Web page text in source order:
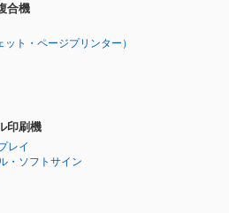
合機
ット・ページプリンター）
印刷機
レイ
・ソフトサイン